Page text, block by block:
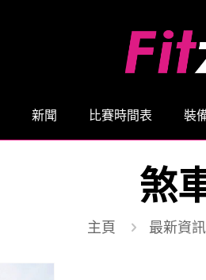
新聞 比賽時間表 裝
煞
主頁 最新資訊